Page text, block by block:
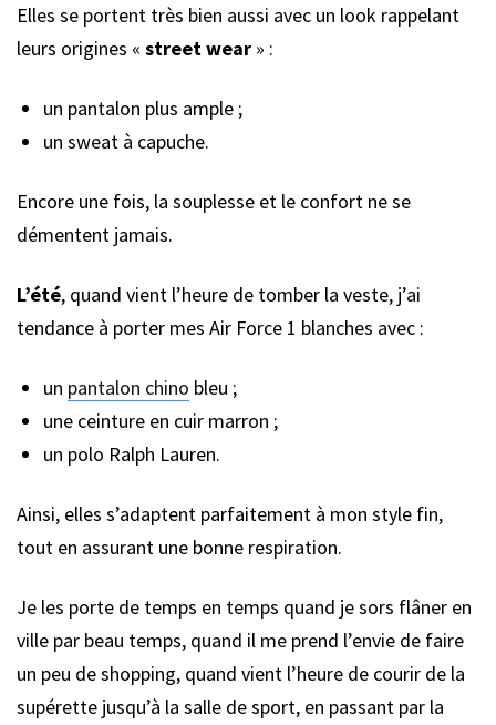
Elles se portent très bien aussi avec un look rappelant
leurs origines « street wear » :
un pantalon plus ample ;
un sweat à capuche.
Encore une fois, la souplesse et le confort ne se
démentent jamais.
L’été, quand vient l’heure de tomber la veste, j’ai
tendance à porter mes Air Force 1 blanches avec :
un pantalon chino bleu ;
une ceinture en cuir marron ;
un polo Ralph Lauren.
Ainsi, elles s’adaptent parfaitement à mon style fin,
tout en assurant une bonne respiration.
Je les porte de temps en temps quand je sors flâner en
ville par beau temps, quand il me prend l’envie de faire
un peu de shopping, quand vient l’heure de courir de la
supérette jusqu’à la salle de sport, en passant par la